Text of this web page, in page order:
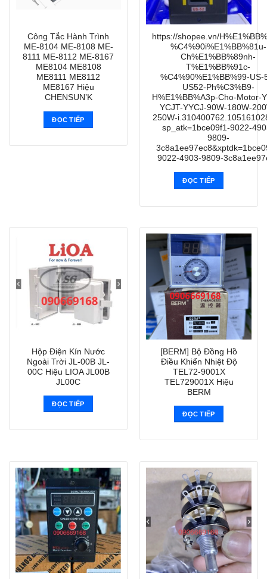
Công Tắc Hành Trình
ME-8104 ME-8108 ME-
8111 ME-8112 ME-8167
ME8104 ME8108
ME8111 ME8112
ME8167 Hiệu
CHENSUN’K
ĐỌC TIẾP
https://shopee.vn/
%C4%90i%E1%BB%81u-
Ch%E1%BB%89nh-
T%E1%BB%91c-
%C4%90%E1%BB%99-US-
US52-Ph%C3%B9-
H%E1%BB%A3p-Cho-Motor-
YCJT-YYCJ-90W-180W-
250W-
sp_atk=1bce09f1-9022-
9809-
9022-4903-9809-
ĐỌC TIẾP
Hộp Điện Kín Nước
Ngoài Trời JL-00B JL-
00C Hiệu LIOA JL00B
JL00C
ĐỌC TIẾP
[BERM] Bộ Đồng Hồ
Điều Khiển Nhiệt Độ
TEL72-9001X
TEL729001X Hiệu
BERM
ĐỌC TIẾP